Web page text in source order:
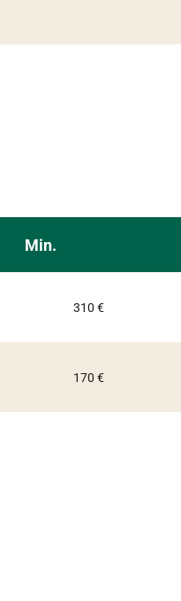
Min.
310 €
170 €